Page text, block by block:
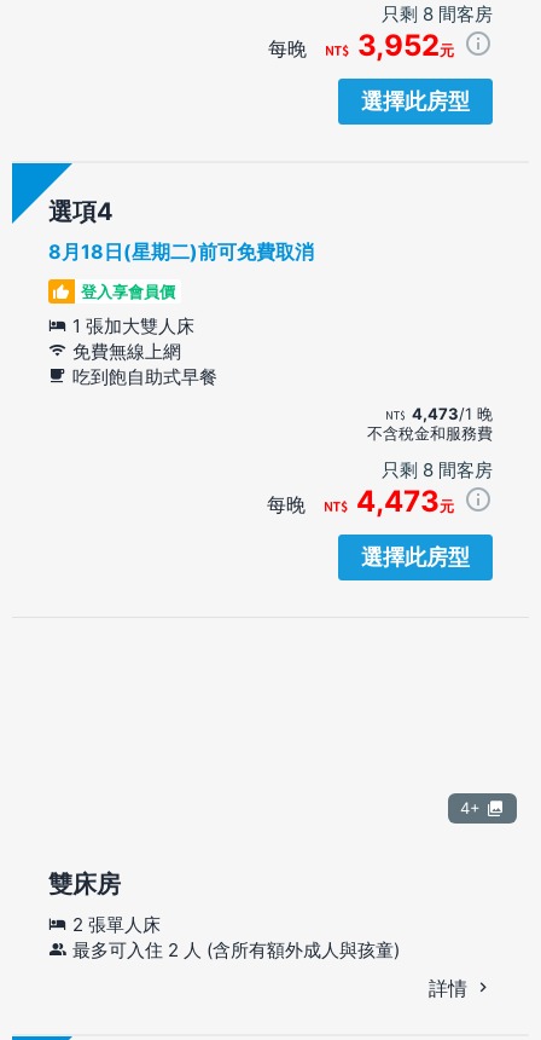
只剩 8 間客房
每晚 3,952元
選擇此房型
選項
8月18日(星期二)前可免費取消
登入享會員價
1 張加大雙人床
免費無線上網
吃到飽自助式早餐
4,473/1 晚
不含稅金和服務費
只剩 8 間客房
每晚 4,473元
選擇此房型
4+
雙床房
2 張單人床
最多可入住 2 人 (含所有額外成人與孩童)
詳情